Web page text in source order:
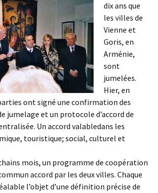
dix ans que
les villes de
Vienne et
Goris, en
Arménie,
sont
jumelées.
Hier, en
ont signé une confirmation des
jumelage et un protocole d’accord de
Un accord valabledans les
touristique; social, culturel et
mois, un programme de coopération
accord par les deux villes. Chaque
l’objet d’une définition précise de